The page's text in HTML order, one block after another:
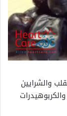
والشرايين